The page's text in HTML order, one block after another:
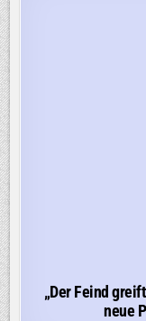
„Der Feind
neue